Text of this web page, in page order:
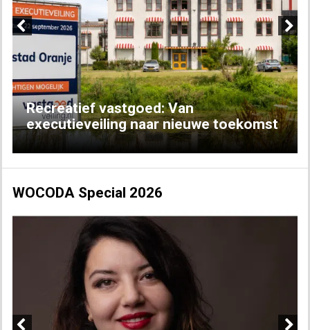
Recreatief vastgoed: Van
executieveiling naar nieuwe toekomst
Next
WOCODA Special 2026